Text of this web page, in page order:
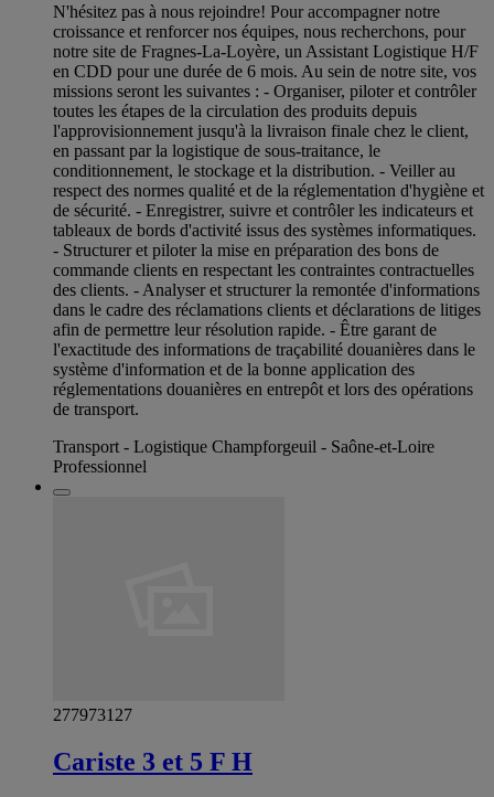
N'hésitez pas à nous rejoindre! Pour accompagner notre
croissance et renforcer nos équipes, nous recherchons, pour
notre site de Fragnes-La-Loyère, un Assistant Logistique H/F
en CDD pour une durée de 6 mois. Au sein de notre site, vos
missions seront les suivantes : - Organiser, piloter et contrôler
toutes les étapes de la circulation des produits depuis
l'approvisionnement jusqu'à la livraison finale chez le client,
en passant par la logistique de sous-traitance, le
conditionnement, le stockage et la distribution. - Veiller au
respect des normes qualité et de la réglementation d'hygiène et
de sécurité. - Enregistrer, suivre et contrôler les indicateurs et
tableaux de bords d'activité issus des systèmes informatiques.
- Structurer et piloter la mise en préparation des bons de
commande clients en respectant les contraintes contractuelles
des clients. - Analyser et structurer la remontée d'informations
dans le cadre des réclamations clients et déclarations de litiges
afin de permettre leur résolution rapide. - Être garant de
l'exactitude des informations de traçabilité douanières dans le
système d'information et de la bonne application des
réglementations douanières en entrepôt et lors des opérations
de transport.
Transport - Logistique Champforgeuil - Saône-et-Loire
Professionnel
277973127
Cariste 3 et 5 F H